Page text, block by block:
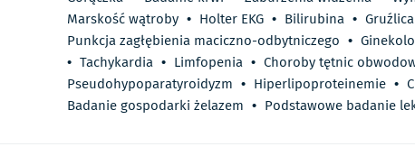
Marskość wątroby • Holter EKG • Bilirubina • Gruźlica
Punkcja zagłębienia maciczno-odbytniczego •
• Tachykardia • Limfopenia • Choroby tętnic
Pseudohypoparatyroidyzm • Hiperlipoproteinemie •
Badanie gospodarki żelazem • Podstawowe badanie